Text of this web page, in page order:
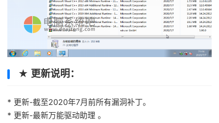
★ 更新说明：
* 更新-截至2020年7月前所有漏洞补丁。
* 更新-最新万能驱动助理 。